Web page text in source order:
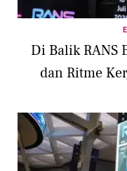
Di Balik RANS
dan Ritme